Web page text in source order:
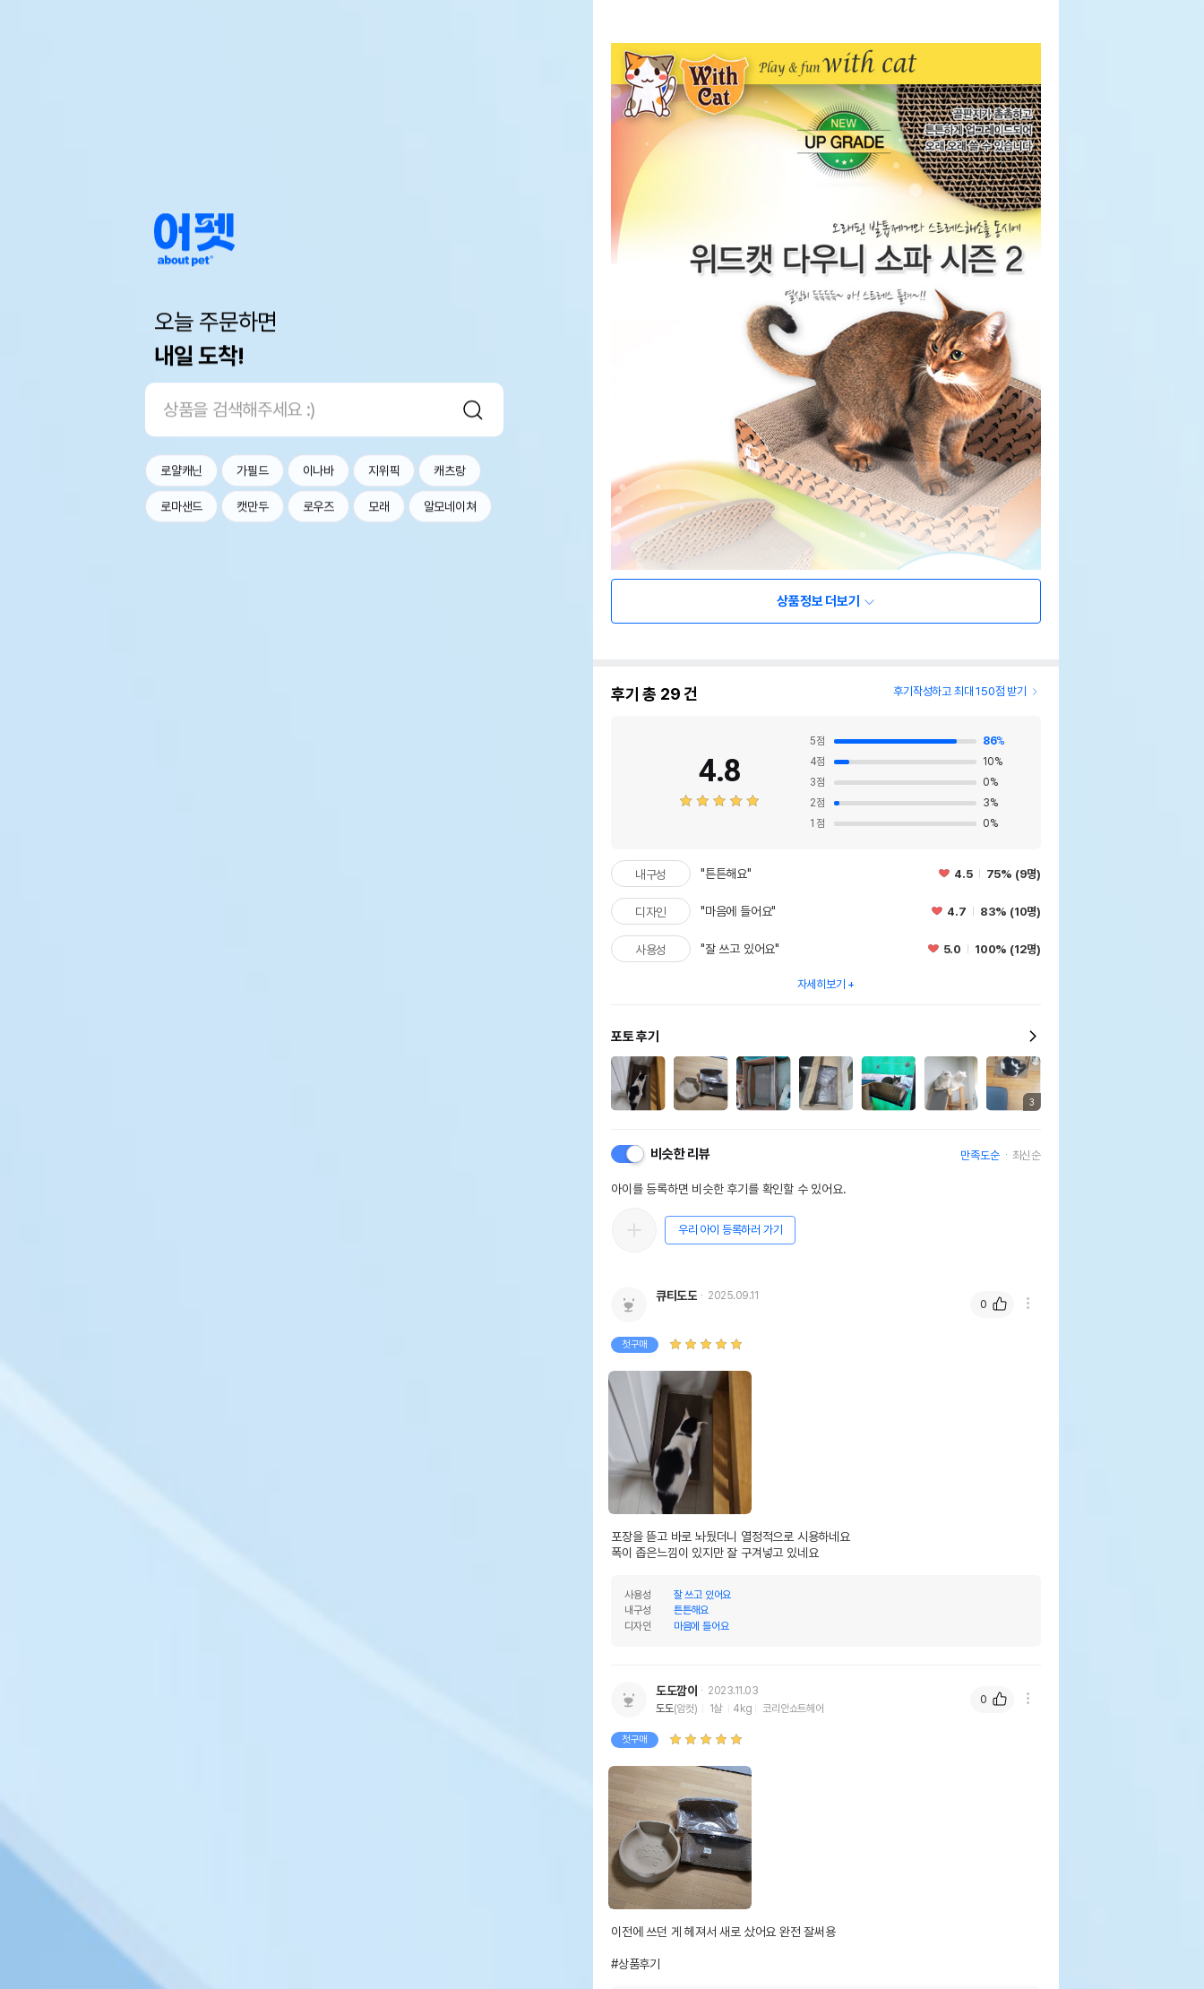
오늘 주문하면
내일 도착!
로얄캐닌 가필드 이나바 지위픽 캐츠랑
로마샌드 캣만두 로우즈 모래 알모네이쳐
상품정보 더보기
후기 총 29건 후기작성하고 최대 150점 받기
4.8
5점 86%
4점 10%
3점 0%
2점 3%
1 점 0%
내구성 "튼튼해요" 4.5 75% (9명)
디자인 "마음에 들어요" 4.7 83% (10명)
사용성 "잘 쓰고 있어요" 5.0 100% (12명)
자세히보기
포토 후기
3
비슷한 리뷰 만족도순 최신순
아이를 등록하면 비슷한 후기를 확인할 수 있어요.
우리 아이 등록하러 가기
큐티도도 2025.09.11
첫구매
포장을 뜯고 바로 놔뒀더니 열정적으로 시용하네요
폭이 좁은느낌이 있지만 잘 구겨넣고 있네요
사용성
잘 쓰고 있어요
내구성
튼튼해요
디자인
마음에 들어요
0
도도깜이
2023.11.03
도도(암컷) 1살 4kg 코리안쇼트헤어
첫구매
이전에 쓰던 게 헤져서 새로 샀어요 완전 잘써용
#상품후기
0